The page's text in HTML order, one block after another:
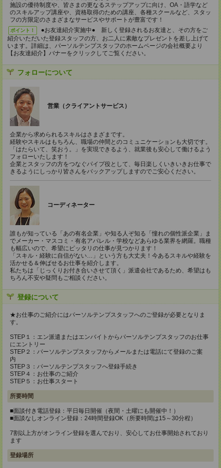
施設の優待制度や、皆さまの更なるステップアップに向け、OA・語学など
のスキルアップ講座や、資格取得のための講座、各種スクールなど、スタッ
フの方限定のさまざまなサービスやサポートが豊富です！
ポイント！
●お友達紹介実施中● 新しく登録されるお友達と、その方をご
紹介いただいた登録スタッフの方、お二人に素敵なプレゼントを差し上げて
います。詳細は、パーソルテンプスタッフのホームページの会社概要より
【お友達紹介】バナーをクリックしてご覧ください。
フォローについて
営業（クライアントサービス）
企業から求められるスキルはさまざまです。
経験やスキルはもちろん、職場の仲間とのコミュニケーションも大切です。
「はたらいて、笑おう。」を実現できるよう、就業後も安心して働けるよう
フォローいたします！
企業とスタッフの方をつなぐパイプ役として、毎日楽しくいきいきお仕事で
きるようにしっかり皆さんをバックアップしますのでご安心ください。
コーディネーター
誰もが知っている「あの有名企業」や知る人ぞ知る「憧れの個性派企業」ま
でメーカー・マスコミ・有名アパレル・学校などあらゆる業界を網羅。職種
も幅広いので、希望にピッタリの仕事が見つかります！
「スキル・経験に自信がない…」という方も大丈夫！今あるスキルや経験を
活かせる＆伸ばせるお仕事を紹介します。
私たちは「じっくりお付き合いさせて頂く」派遣会社であるため、希望はも
ちろん不安や疑問もご相談ください。
登録について
★お仕事のご紹介にはパーソルテンプスタッフへのご登録が必要となりま
す。
STEP１：エン派遣またはエンバイトからパーソルテンプスタッフのお仕事
にエントリー
STEP２：パーソルテンプスタッフからメールまたは電話にて登録のご案
内
STEP３：パーソルテンプスタッフへ登録手続き
STEP４：お仕事のご紹介
STEP５：お仕事スタート
所要時間
■面談付き電話登録：平日毎日開催（夜間・土曜にも開催中！）
■面談なしオンライン登録：24時間登録OK（所要時間は15～30分程）
7割以上方がオンライン登録を選んでおり、安心してお仕事開始されており
ます
登録場所